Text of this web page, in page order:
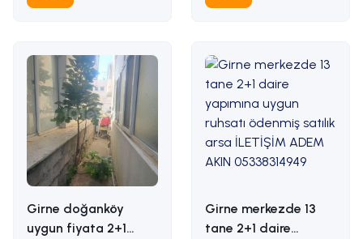
Girne doğanköy
uygun fiyata 2+1
Girne merkezde 13
tane 2+1 daire